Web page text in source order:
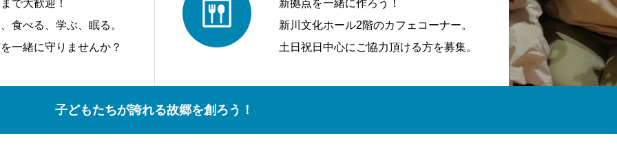
で大歓迎！
食べる、学ぶ、眠る。
一緒に守りませんか？
新拠点を一緒に作ろう！
新川文化ホール2階のカフェコーナー。
土日祝日中心にご協力頂ける方を募集。
子どもたちが誇れる故郷を創ろう！